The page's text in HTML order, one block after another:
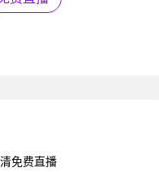
免费直播